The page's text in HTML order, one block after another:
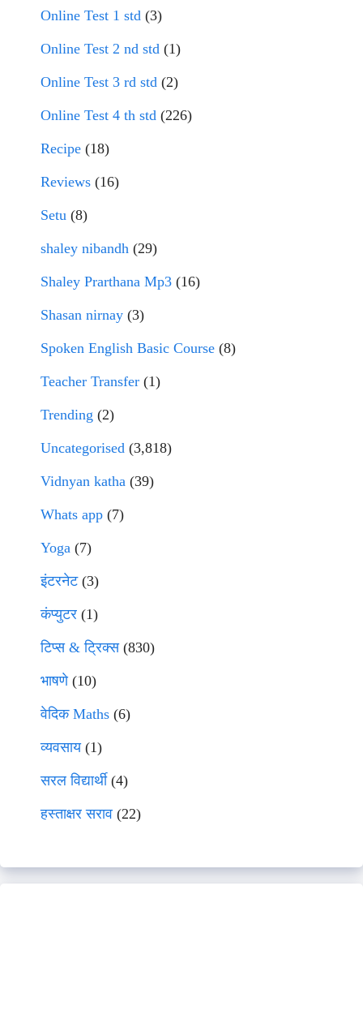
Online Test 1 std (3)
Online Test 2 nd std (1)
Online Test 3 rd std (2)
Online Test 4 th std (226)
Recipe (18)
Reviews (16)
Setu (8)
shaley nibandh (29)
Shaley Prarthana Mp3 (16)
Shasan nirnay (3)
Spoken English Basic Course (8)
Teacher Transfer (1)
Trending (2)
Uncategorised (3,818)
Vidnyan katha (39)
Whats app (7)
Yoga (7)
इंटरनेट(3)
कंप्युटर (1)
टिप्स & ट्रिक्स(830)
भाषणे(10)
वेदिक Maths (6)
व्यवसाय(1)
सरल विद्यार्थी(4)
हस्ताक्षर सराव (22)